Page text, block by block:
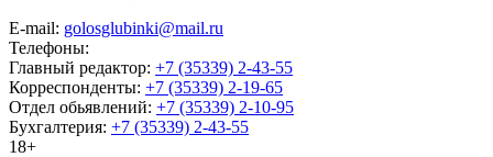
E-mail: golosglubinki@mail.ru
Телефоны:
Главный редактор: +7 (35339) 2-43-55
Корреспонденты: +7 (35339) 2-19-65
Отдел обьявлений: +7 (35339) 2-10-95
Бухгалтерия: +7 (35339) 2-43-55
18+